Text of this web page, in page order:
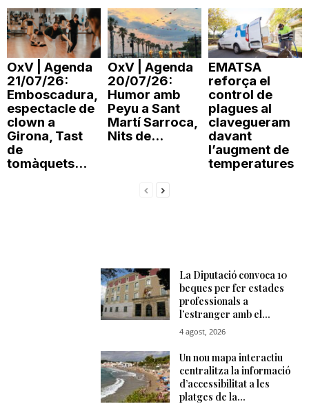
OxV | Agenda
21/07/26:
Emboscadura,
espectacle de
clown a
Girona, Tast
de
tomàquets...
OxV | Agenda
20/07/26:
Humor amb
Peyu a Sant
Martí Sarroca,
Nits de...
EMATSA
reforça el
control de
plagues al
clavegueram
davant
l’augment de
temperatures